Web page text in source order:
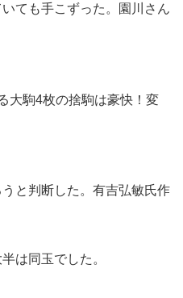
ても手こずった。園川さん
大駒4枚の捨駒は豪快！変
と判断した。有吉弘敏氏作
は同玉でした。